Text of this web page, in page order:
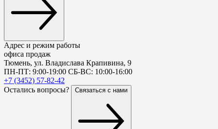
Адрес и режим работы
офиса продаж
Тюмень, ул. Владислава Крапивина, 9
ПН-ПТ: 9:00-19:00 СБ-ВС: 10:00-16:00
+7 (3452) 57-82-42
Остались вопросы?
Связаться с нами